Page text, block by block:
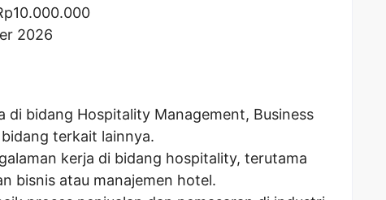
10.000.000
2026
di bidang Hospitality Management, Business
terkait lainnya.
kerja di bidang hospitality, terutama
bisnis atau manajemen hotel.